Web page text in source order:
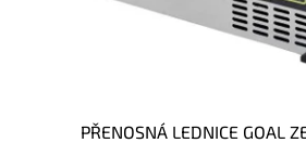
PŘENOSNÁ LEDNICE GOAL